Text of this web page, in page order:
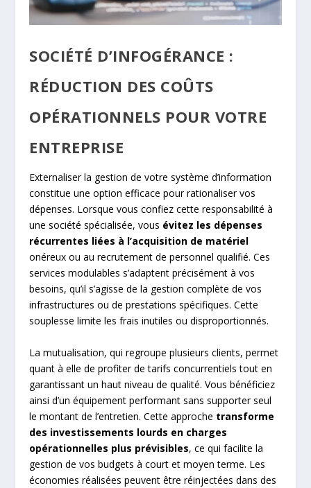
SOCIÉTÉ D’INFOGÉRANCE :
RÉDUCTION DES COÛTS
OPÉRATIONNELS POUR VOTRE
ENTREPRISE
Externaliser la gestion de votre système d’information
constitue une option efficace pour rationaliser vos
dépenses. Lorsque vous confiez cette responsabilité à
une société spécialisée, vous évitez les dépenses
récurrentes liées à l’acquisition de matériel
onéreux ou au recrutement de personnel qualifié. Ces
services modulables s’adaptent précisément à vos
besoins, qu’il s’agisse de la gestion complète de vos
infrastructures ou de prestations spécifiques. Cette
souplesse limite les frais inutiles ou disproportionnés.
La mutualisation, qui regroupe plusieurs clients, permet
quant à elle de profiter de tarifs concurrentiels tout en
garantissant un haut niveau de qualité. Vous bénéficiez
ainsi d’un équipement performant sans supporter seul
le montant de l’entretien. Cette approche transforme
des investissements lourds en charges
opérationnelles plus prévisibles, ce qui facilite la
gestion de vos budgets à court et moyen terme. Les
économies réalisées peuvent être réinjectées dans des